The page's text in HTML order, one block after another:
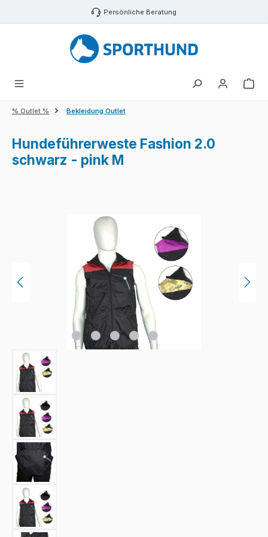
Zum Hauptinhalt springen Persönliche Beratung
% Outlet % Bekleidung Outlet
Hundeführerweste Fashion 2.0
schwarz - pink M
Bildergalerie überspringen